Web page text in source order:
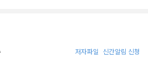
‘길 위의 악당’이라고 일컬으며 못된 짓을 일
저자파일 신간알림 신청